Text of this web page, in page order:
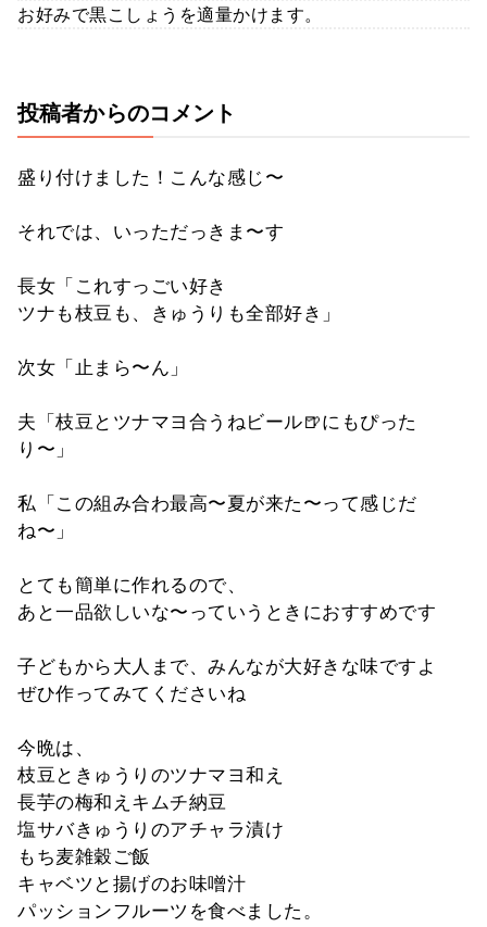
お好みで黒こしょうを適量かけます。
投稿者からのコメント
盛り付けました！こんな感じ〜
それでは、いっただっきま〜す
長女「これすっごい好き
ツナも枝豆も、きゅうりも全部好き」
次女「止まら〜ん」
夫「枝豆とツナマヨ合うねビール🍺にもぴった
り〜」
私「この組み合わ最高〜夏が来た〜って感じだ
ね〜」
とても簡単に作れるので、
あと一品欲しいな〜っていうときにおすすめです
子どもから大人まで、みんなが大好きな味ですよ
ぜひ作ってみてくださいね
今晩は、
枝豆ときゅうりのツナマヨ和え
長芋の梅和えキムチ納豆
塩サバきゅうりのアチャラ漬け
もち麦雑穀ご飯
キャベツと揚げのお味噌汁
パッションフルーツを食べました。